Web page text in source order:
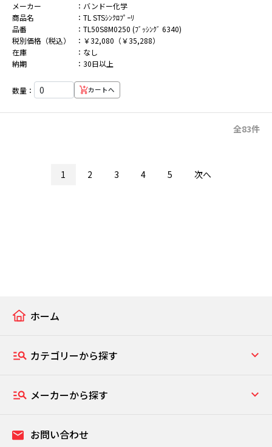
メーカー
バンドー化学
商品名
TL STSｼﾝｸﾛﾌﾟｰﾘ
品番
TL50S8M0250 (ﾌﾞｯｼﾝｸﾞ 6340)
税別価格（税込）
￥32,080（￥35,288）
在庫
なし
納期
30日以上
数量： カートへ
全83件
1 2 3 4 5 次へ
ホーム
カテゴリーから探す
メーカーから探す
お問い合わせ